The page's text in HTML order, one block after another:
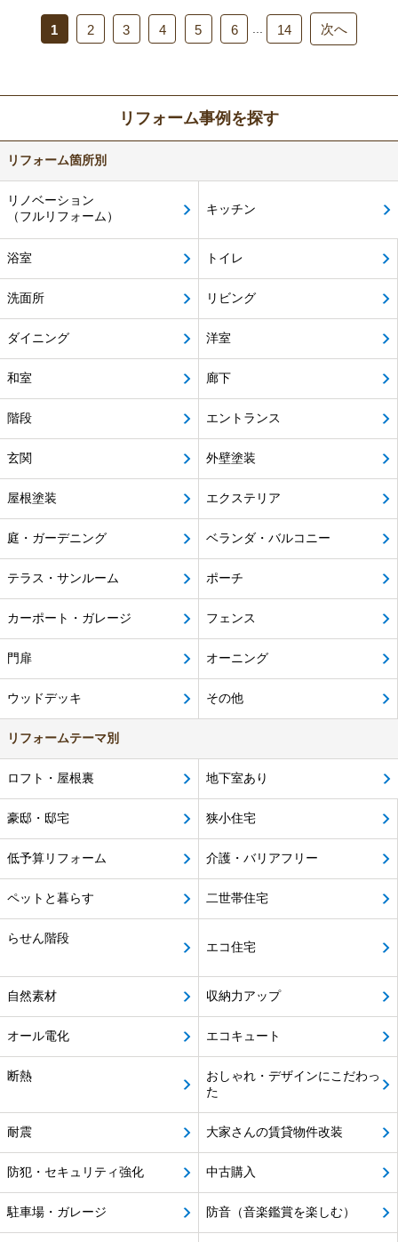
1 2 3 4 5 6 ... 14 次へ
リフォーム事例を探す
リフォーム箇所別
リノベーション
（フルリフォーム）
キッチン
浴室 トイレ
洗面所 リビング
ダイニング 洋室
和室 廊下
階段 エントランス
玄関 外壁塗装
屋根塗装 エクステリア
庭・ガーデニング ベランダ・バルコニー
テラス・サンルーム ポーチ
カーポート・ガレージ フェンス
門扉 オーニング
ウッドデッキ その他
リフォームテーマ別
ロフト・屋根裏 地下室あり
豪邸・邸宅 狭小住宅
低予算リフォーム 介護・バリアフリー
ペットと暮らす 二世帯住宅
らせん階段
エコ住宅
自然素材 収納力アップ
オール電化 エコキュート
断熱
おしゃれ・デザインにこだわっ
た
耐震 大家さんの賃貸物件改装
防犯・セキュリティ強化 中古購入
駐車場・ガレージ 防音（音楽鑑賞を楽しむ）